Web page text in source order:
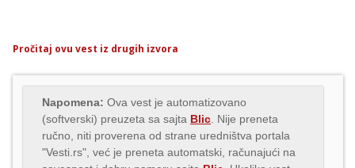
Pročitaj ovu vest iz drugih izvora
Napomena: Ova vest je automatizovano
(softverski) preuzeta sa sajta Blic . Nije preneta
ručno, niti proverena od strane uredništva portala
"Vesti.rs", već je preneta automatski, računajući na